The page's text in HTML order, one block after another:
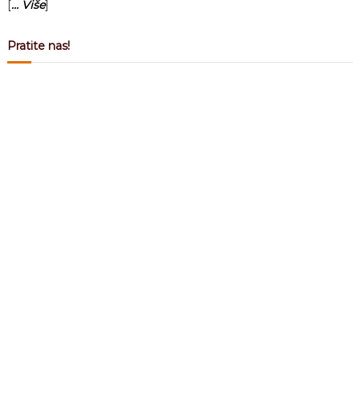
[... Više]
Pratite nas!